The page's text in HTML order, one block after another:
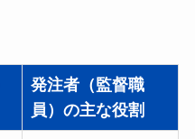
発注者（監督職
員）の主な役割